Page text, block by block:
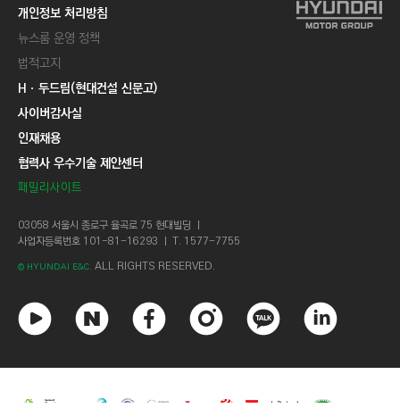
개인정보 처리방침
뉴스룸 운영 정책
법적고지
Hㆍ두드림(현대건설 신문고)
사이버감사실
인재채용
협력사 우수기술 제안센터
패밀리사이트
03058 서울시 종로구 율곡로 75 현대빌딩 ㅣ
사업자등록번호 101-81-16293 ㅣ T. 1577-7755
© HYUNDAI E&C. ALL RIGHTS RESERVED.
튜
브
이
이
스
스
타
카
오
크
드